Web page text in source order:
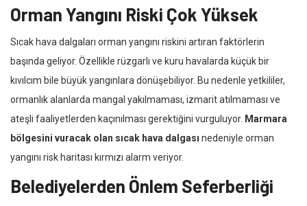
Orman Yangını Riski Çok Yüksek
Sıcak hava dalgaları orman yangını riskini artıran faktörlerin
başında geliyor. Özellikle rüzgarlı ve kuru havalarda küçük bir
kıvılcım bile büyük yangınlara dönüşebiliyor. Bu nedenle yetkililer,
ormanlık alanlarda mangal yakılmaması, izmarit atılmaması ve
ateşli faaliyetlerden kaçınılması gerektiğini vurguluyor. Marmara
bölgesini vuracak olan sıcak hava dalgası nedeniyle orman
yangını risk haritası kırmızı alarm veriyor.
Belediyelerden Önlem Seferberliği